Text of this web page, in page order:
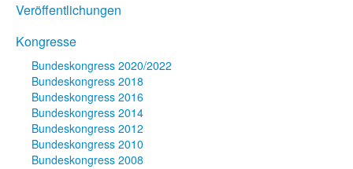
Veröffentlichungen
Kongresse
Bundeskongress 2020/2022
Bundeskongress 2018
Bundeskongress 2016
Bundeskongress 2014
Bundeskongress 2012
Bundeskongress 2010
Bundeskongress 2008